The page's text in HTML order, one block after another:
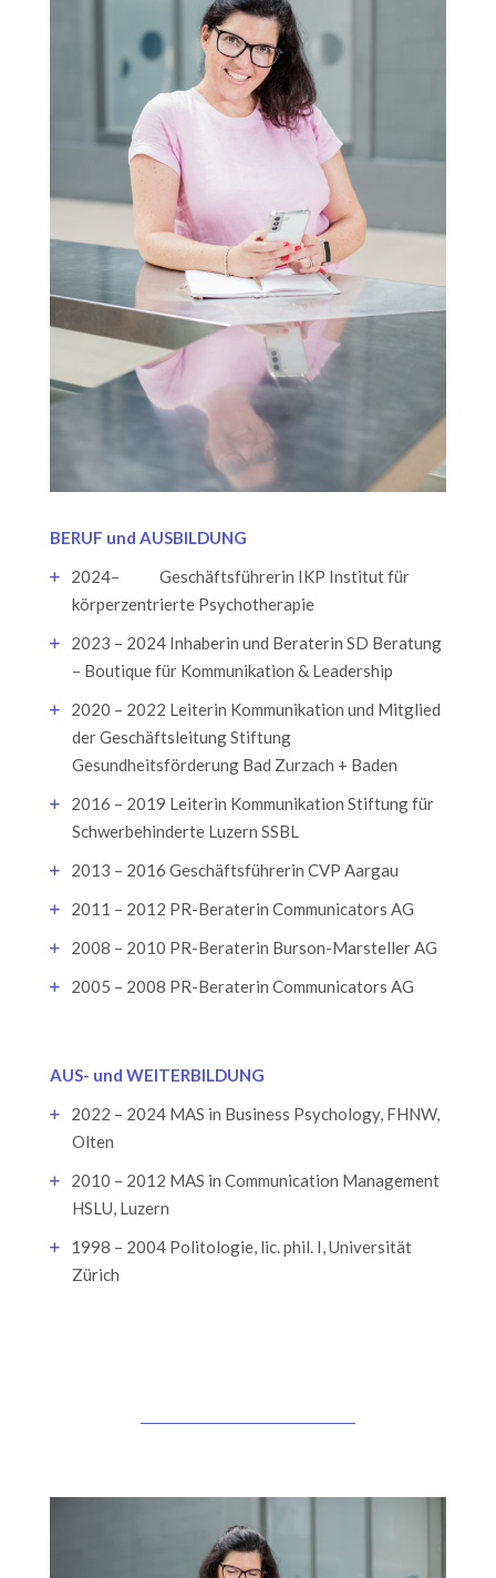
BERUF und AUSBILDUNG
2024– Geschäftsführerin IKP Institut für
körperzentrierte Psychotherapie
2023 – 2024 Inhaberin und Beraterin SD Beratung
– Boutique für Kommunikation & Leadership
2020 – 2022 Leiterin Kommunikation und Mitglied
der Geschäftsleitung Stiftung
Gesundheitsförderung Bad Zurzach + Baden
2016 – 2019 Leiterin Kommunikation Stiftung für
Schwerbehinderte Luzern SSBL
2013 – 2016 Geschäftsführerin CVP Aargau
2011 – 2012 PR-Beraterin Communicators AG
2008 – 2010 PR-Beraterin Burson-Marsteller AG
2005 – 2008 PR-Beraterin Communicators AG
AUS- und WEITERBILDUNG
2022 – 2024 MAS in Business Psychology, FHNW,
Olten
2010 – 2012 MAS in Communication Management
HSLU, Luzern
1998 – 2004 Politologie, lic. phil. I, Universität
Zürich